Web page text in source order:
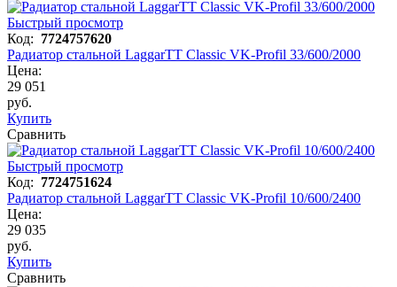
Быстрый просмотр
Код: 7724757620
Радиатор стальной LaggarTT Classic VK-Profil 33/600/2000
Цена:
29 051
руб.
Купить
Сравнить
Быстрый просмотр
Код: 7724751624
Радиатор стальной LaggarTT Classic VK-Profil 10/600/2400
Цена:
29 035
руб.
Купить
Сравнить